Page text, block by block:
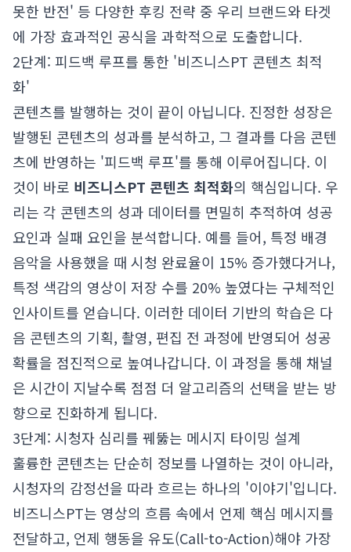
못한 반전' 등 다양한 후킹 전략 중 우리 브랜드와 타겟
에 가장 효과적인 공식을 과학적으로 도출합니다.
2단계: 피드백 루프를 통한 '비즈니스PT 콘텐츠 최적
화'
콘텐츠를 발행하는 것이 끝이 아닙니다. 진정한 성장은
발행된 콘텐츠의 성과를 분석하고, 그 결과를 다음 콘텐
츠에 반영하는 '피드백 루프'를 통해 이루어집니다. 이
것이 바로 비즈니스PT 콘텐츠 최적화의 핵심입니다. 우
리는 각 콘텐츠의 성과 데이터를 면밀히 추적하여 성공
요인과 실패 요인을 분석합니다. 예를 들어, 특정 배경
음악을 사용했을 때 시청 완료율이 15% 증가했다거나,
특정 색감의 영상이 저장 수를 20% 높였다는 구체적인
인사이트를 얻습니다. 이러한 데이터 기반의 학습은 다
음 콘텐츠의 기획, 촬영, 편집 전 과정에 반영되어 성공
확률을 점진적으로 높여나갑니다. 이 과정을 통해 채널
은 시간이 지날수록 점점 더 알고리즘의 선택을 받는 방
향으로 진화하게 됩니다.
3단계: 시청자 심리를 꿰뚫는 메시지 타이밍 설계
훌륭한 콘텐츠는 단순히 정보를 나열하는 것이 아니라,
시청자의 감정선을 따라 흐르는 하나의 '이야기'입니다.
비즈니스PT는 영상의 흐름 속에서 언제 핵심 메시지를
전달하고, 언제 행동을 유도(Call-to-Action)해야 가장